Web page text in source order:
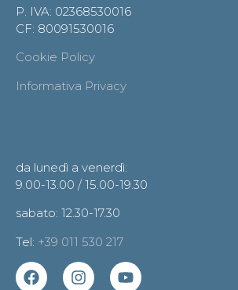
P. IVA: 02368530016
CF: 80091530016
Cookie Policy
Informativa Privacy
da lunedì a venerdì:
9.00-13.00 / 15.00-19.30
sabato: 12.30-17.30
Tel: +39 011 530 217